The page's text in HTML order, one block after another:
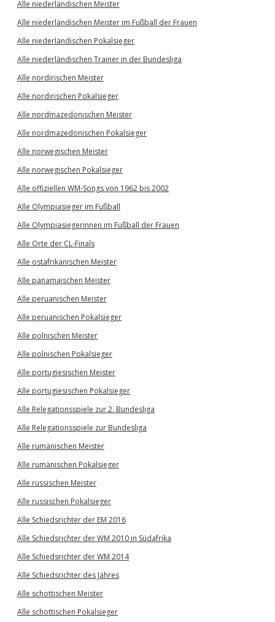
Alle niederländischen Meister
Alle niederländischen Meister im Fußball der Frauen
Alle niederländischen Pokalsieger
Alle niederländischen Trainer in der Bundesliga
Alle nordirischen Meister
Alle nordirischen Pokalsieger
Alle nordmazedonischen Meister
Alle nordmazedonischen Pokalsieger
Alle norwegischen Meister
Alle norwegischen Pokalsieger
Alle offiziellen WM-Songs von 1962 bis 2002
Alle Olympiasieger im Fußball
Alle Olympiasiegerinnen im Fußball der Frauen
Alle Orte der CL-Finals
Alle ostafrikanischen Meister
Alle panamaischen Meister
Alle peruanischen Meister
Alle peruanischen Pokalsieger
Alle polnischen Meister
Alle polnischen Pokalsieger
Alle portugiesischen Meister
Alle portugiesischen Pokalsieger
Alle Relegationsspiele zur 2. Bundesliga
Alle Relegationsspiele zur Bundesliga
Alle rumänischen Meister
Alle rumänischen Pokalsieger
Alle russischen Meister
Alle russischen Pokalsieger
Alle Schiedsrichter der EM 2016
Alle Schiedsrichter der WM 2010 in Südafrika
Alle Schiedsrichter der WM 2014
Alle Schiedsrichter des Jahres
Alle schottischen Meister
Alle schottischen Pokalsieger